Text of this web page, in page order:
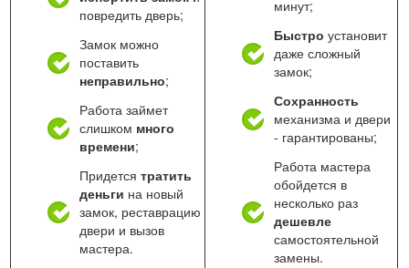
повредить дверь;
Замок можно
поставить
неправильно;
Работа займет
слишком много
времени;
Придетсятратить
деньги на новый
замок, реставрацию
двери и вызов
мастера.
минут;
Быстро установит
даже сложный
замок;
Сохранность
механизма и двери
- гарантированы;
Работа мастера
обойдется в
несколько раз
дешевле
самостоятельной
замены.